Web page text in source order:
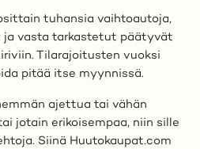
tuhansia vaihtoautoja,
vasta tarkastetut päätyvät
Tilarajoitusten vuoksi
pitää itse myynnissä.
ajettua tai vähän
jotain erikoisempaa, niin sille
Siinä Huutokaupat.com